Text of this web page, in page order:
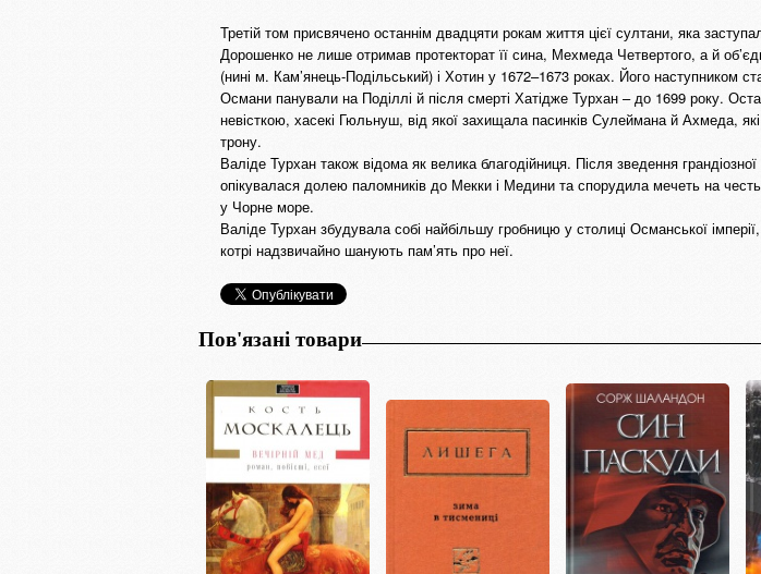
Третій том присвячено останнім двадцяти рокам життя цієї султани, яка
Дорошенко не лише отримав протекторат її сина, Мехмеда Четвертого, а й
(нині м. Кам’янець-Подільський) і Хотин у 1672–1673 роках. Його наступником
Османи панували на Поділлі й після смерті Хатідже Турхан – до 1699 року.
невісткою, хасекі Гюльнуш, від якої захищала пасинків Сулеймана й Ахмеда,
трону.
Валіде Турхан також відома як велика благодійниця. Після зведення
опікувалася долею паломників до Мекки і Медини та спорудила мечеть на
у Чорне море.
Валіде Турхан збудувала собі найбільшу гробницю у столиці Османської
котрі надзвичайно шанують пам’ять про неї.
Пов'язані товари